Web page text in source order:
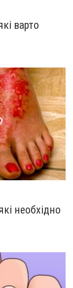
варто
необхідно